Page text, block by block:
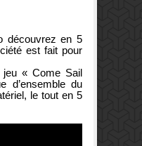
découvrez en 5
est fait pour
jeu « Come Sail
d’ensemble du
le tout en 5